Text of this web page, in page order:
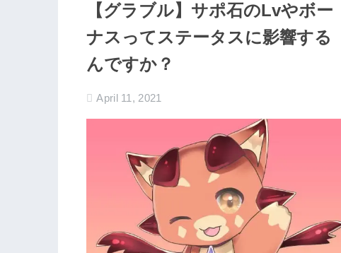
【グラブル】サポ石のLvやボー
ナスってステータスに影響する
んですか？
April 11, 2021